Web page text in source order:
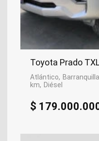
Toyota Prado
Atlántico Barranquilla
km
Diésel
$